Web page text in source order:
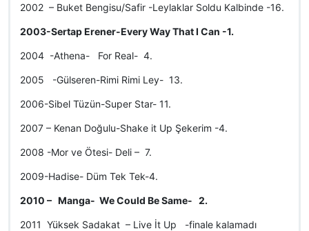
2002 – Buket Bengisu/Safir -Leylaklar Soldu Kalbinde -16.
2003-Sertap Erener-Every Way That I Can -1.
2004 -Athena- For Real- 4.
2005 -Gülseren-Rimi Rimi Ley- 13.
2006-Sibel Tüzün-Super Star- 11.
2007 – Kenan Doğulu-Shake it Up Şekerim -4.
2008 -Mor ve Ötesi- Deli – 7.
2009-Hadise- Düm Tek Tek-4.
2010 – Manga- We Could Be Same- 2.
2011 Yüksek Sadakat – Live İt Up -finale kalamadı